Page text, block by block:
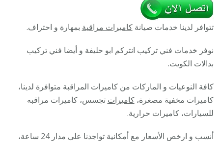
تتوافر لدينا خدمات صيانةكاميرات مراقبة بمهارة و احتراف.
نوفر خدمات فني تركيب انتركم ابو حليفة و أيضا فني تركيب
بدالات الكويت.
كافة النوعيات و الماركات من كاميرات المراقبة متوافرة لدينا،
كاميرات مخفية مصغرة،كاميرات تجسس، كاميرات مراقبه
للسيارات، كاميرات حرارية.
أنسب و ارخص الأسعار مع أمكانية تواجدنا على مدار 24 ساعة،